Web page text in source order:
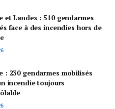
et Landes : 510 gendarmes
face à des incendies hors de
: 230 gendarmes mobilisés
incendie toujours